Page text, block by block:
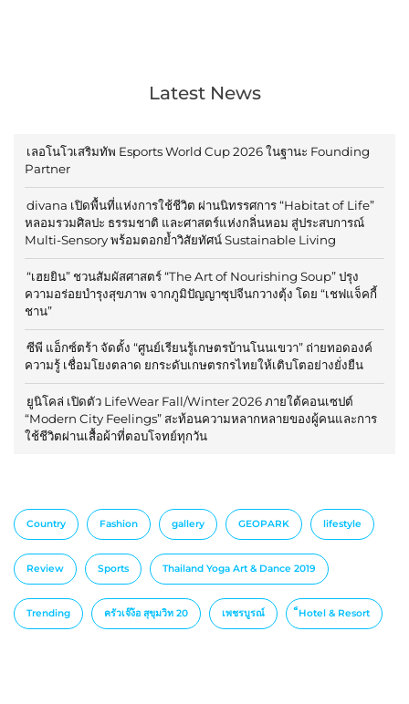
Latest News
เลอโนโวเสริมทัพ Esports World Cup 2026 ในฐานะ Founding
Partner
divana เปิดพื้นที่แห่งการใช้ชีวิต ผ่านนิทรรศการ “Habitat of Life”
หลอมรวมศิลปะ ธรรมชาติ และศาสตร์แห่งกลิ่นหอม สู่ประสบการณ์
Multi-Sensory พร้อมตอกย้ำวิสัยทัศน์ Sustainable Living
“เฮยยิน” ชวนสัมผัสศาสตร์ “The Art of Nourishing Soup” ปรุง
ความอร่อยบำรุงสุขภาพ จากภูมิปัญญาซุปจีนกวางตุ้ง โดย “เชฟแจ็คกี้
ชาน”
ซีพี แอ็กซ์ตร้า จัดตั้ง “ศูนย์เรียนรู้เกษตรบ้านโนนเขวา” ถ่ายทอดองค์
ความรู้ เชื่อมโยงตลาด ยกระดับเกษตรกรไทยให้เติบโตอย่างยั่งยืน
ยูนิโคล่ เปิดตัว LifeWear Fall/Winter 2026 ภายใต้คอนเซปต์
“Modern City Feelings” สะท้อนความหลากหลายของผู้คนและการ
ใช้ชีวิตผ่านเสื้อผ้าที่ตอบโจทย์ทุกวัน
Country Fashion gallery GEOPARK lifestyle
Review Sports Thailand Yoga Art & Dance 2019
Trending ครัวเจ๊ง้อ สุขุมวิท 20 เพชรบูรณ์ ็Hotel & Resort